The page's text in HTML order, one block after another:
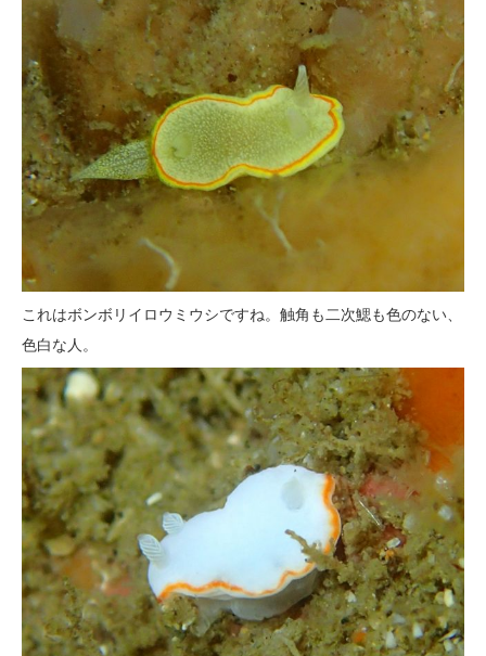
これはボンボリイロウミウシですね。触角も二次鰓も色のない、
色白な人。